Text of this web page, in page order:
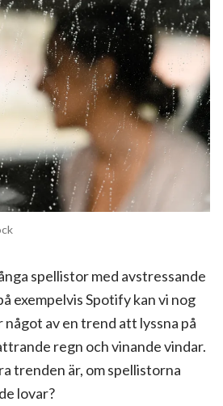
spellistor med avstressande
exempelvis Spotify kan vi nog
av en trend att lyssna på
regn och vinande vindar.
trenden är, om spellistorna
lovar?